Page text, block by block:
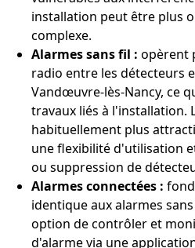
installation peut être plus
complexe.
Alarmes sans fil : opèrent
radio entre les détecteurs
Vandœuvre-lès-Nancy, ce
travaux liés à l'installation.
habituellement plus
une flexibilité d'utilisation
ou suppression de
Alarmes connectées :
identique aux alarmes
option de contrôler et
d'alarme via une